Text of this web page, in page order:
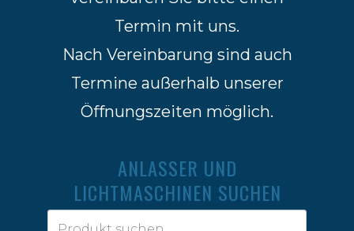
Termin mit uns.
Nach Vereinbarung sind auch
Termine außerhalb unserer
Öffnungszeiten möglich.
ANLASSER UND
LICHTMASCHINEN SUCHEN